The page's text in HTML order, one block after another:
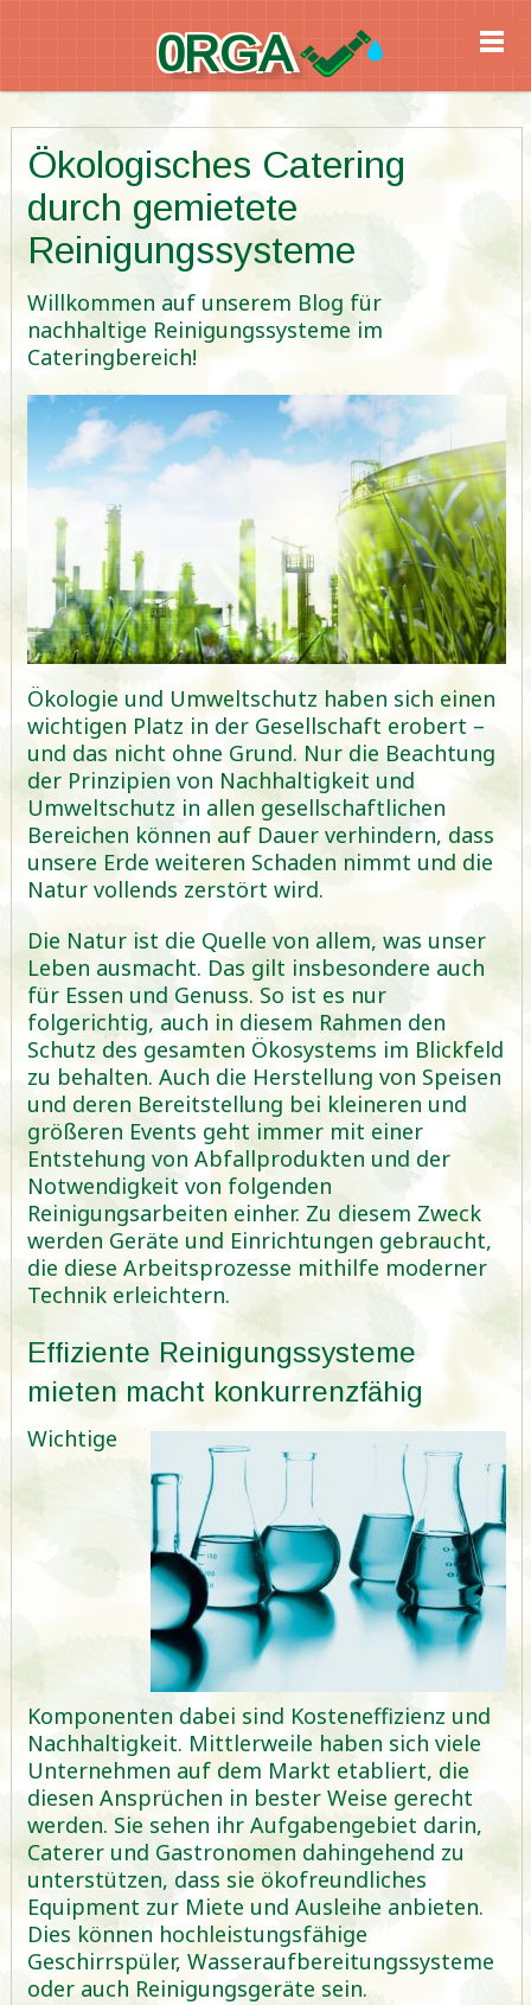
0RGA
Ökologisches Catering
durch gemietete
Reinigungssysteme
Willkommen auf unserem Blog für
nachhaltige Reinigungssysteme im
Cateringbereich!
Ökologie und Umweltschutz haben sich einen
wichtigen Platz in der Gesellschaft erobert –
und das nicht ohne Grund. Nur die Beachtung
der Prinzipien von Nachhaltigkeit und
Umweltschutz in allen gesellschaftlichen
Bereichen können auf Dauer verhindern, dass
unsere Erde weiteren Schaden nimmt und die
Natur vollends zerstört wird.
Die Natur ist die Quelle von allem, was unser
Leben ausmacht. Das gilt insbesondere auch
für Essen und Genuss. So ist es nur
folgerichtig, auch in diesem Rahmen den
Schutz des gesamten Ökosystems im Blickfeld
zu behalten. Auch die Herstellung von Speisen
und deren Bereitstellung bei kleineren und
größeren Events geht immer mit einer
Entstehung von Abfallprodukten und der
Notwendigkeit von folgenden
Reinigungsarbeiten einher. Zu diesem Zweck
werden Geräte und Einrichtungen gebraucht,
die diese Arbeitsprozesse mithilfe moderner
Technik erleichtern.
Effiziente Reinigungssysteme
mieten macht konkurrenzfähig
Wichtige
Komponenten dabei sind Kosteneffizienz und
Nachhaltigkeit. Mittlerweile haben sich viele
Unternehmen auf dem Markt etabliert, die
diesen Ansprüchen in bester Weise gerecht
werden. Sie sehen ihr Aufgabengebiet darin,
Caterer und Gastronomen dahingehend zu
unterstützen, dass sie ökofreundliches
Equipment zur Miete und Ausleihe anbieten.
Dies können hochleistungsfähige
Geschirrspüler, Wasseraufbereitungssysteme
oder auch Reinigungsgeräte sein.